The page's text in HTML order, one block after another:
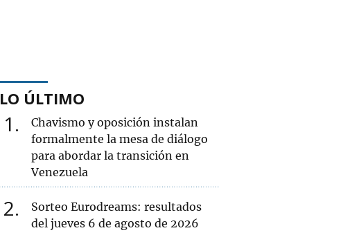
LO ÚLTIMO
1
Chavismo y oposición instalan
formalmente la mesa de diálogo
para abordar la transición en
Venezuela
2
Sorteo Eurodreams: resultados
del jueves 6 de agosto de 2026